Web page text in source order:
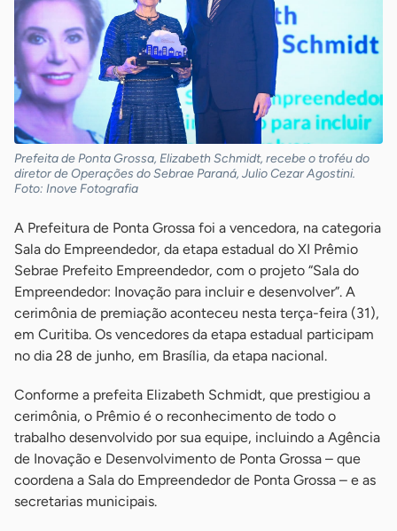
Prefeita de Ponta Grossa, Elizabeth Schmidt, recebe o troféu do
diretor de Operações do Sebrae Paraná, Julio Cezar Agostini.
Foto: Inove Fotografia
A Prefeitura de Ponta Grossa foi a vencedora, na categoria
Sala do Empreendedor, da etapa estadual do XI Prêmio
Sebrae Prefeito Empreendedor, com o projeto “Sala do
Empreendedor: Inovação para incluir e desenvolver”. A
cerimônia de premiação aconteceu nesta terça-feira (31),
em Curitiba. Os vencedores da etapa estadual participam
no dia 28 de junho, em Brasília, da etapa nacional.
Conforme a prefeita Elizabeth Schmidt, que prestigiou a
cerimônia, o Prêmio é o reconhecimento de todo o
trabalho desenvolvido por sua equipe, incluindo a Agência
de Inovação e Desenvolvimento de Ponta Grossa – que
coordena a Sala do Empreendedor de Ponta Grossa – e as
secretarias municipais.